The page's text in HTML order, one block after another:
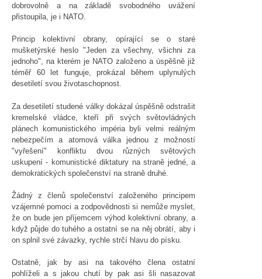
dobrovolně a na základě svobodného uvážení
přistoupila, je i NATO.
Princip kolektivní obrany, opírající se o staré
mušketýrské heslo "Jeden za všechny, všichni za
jednoho", na kterém je NATO založeno a úspěšně již
téměř 60 let funguje, prokázal během uplynulých
desetiletí svou životaschopnost.
Za desetiletí studené války dokázal úspěšně odstrašit
kremelské vládce, kteří při svých světovládných
plánech komunistického impéria byli velmi reálným
nebezpečím a atomová válka jednou z možností
"vyřešení" konfliktu dvou různých světových
uskupení - komunistické diktatury na straně jedné, a
demokratických společenství na straně druhé.
Žádný z členů společenství založeného principem
vzájemné pomoci a zodpovědnosti si nemůže myslet,
že on bude jen příjemcem výhod kolektivní obrany, a
když půjde do tuhého a ostatní se na něj obrátí, aby i
on splnil své závazky, rychle strčí hlavu do písku.
Ostatně, jak by asi na takového člena ostatní
pohlíželi a s jakou chutí by pak asi šli nasazovat